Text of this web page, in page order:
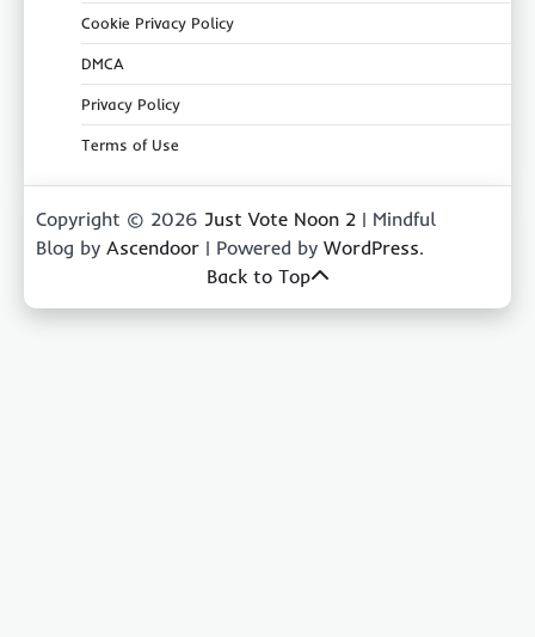
Cookie Privacy Policy
DMCA
Privacy Policy
Terms of Use
Copyright © 2026 Just Vote Noon 2 | Mindful
Blog by Ascendoor | Powered by WordPress.
Back to Top